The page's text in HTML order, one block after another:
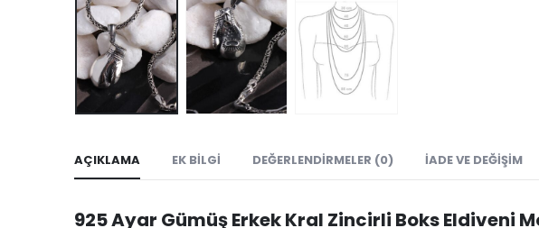
AÇIKLAMA EK BILGI DEĞERLENDIRMELER (0) İADE VE DEĞIŞIM
925 Ayar Gümüş Erkek Kral Zincirli Boks Eldiveni